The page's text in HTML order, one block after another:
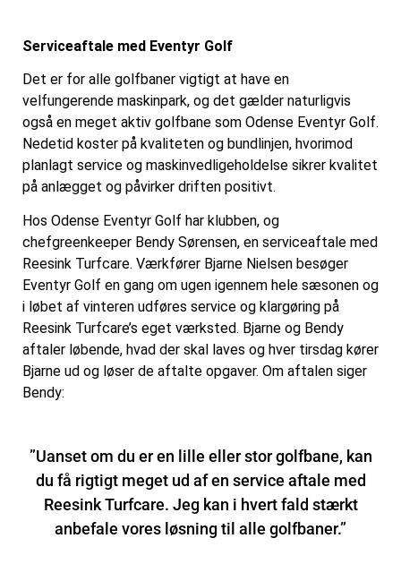
Serviceaftale med Eventyr Golf
Det er for alle golfbaner vigtigt at have en
velfungerende maskinpark, og det gælder naturligvis
også en meget aktiv golfbane som Odense Eventyr Golf.
Nedetid koster på kvaliteten og bundlinjen, hvorimod
planlagt service og maskinvedligeholdelse sikrer kvalitet
på anlægget og påvirker driften positivt.
Hos Odense Eventyr Golf har klubben, og
chefgreenkeeper Bendy Sørensen, en serviceaftale med
Reesink Turfcare. Værkfører Bjarne Nielsen besøger
Eventyr Golf en gang om ugen igennem hele sæsonen og
i løbet af vinteren udføres service og klargøring på
Reesink Turfcare’s eget værksted. Bjarne og Bendy
aftaler løbende, hvad der skal laves og hver tirsdag kører
Bjarne ud og løser de aftalte opgaver. Om aftalen siger
Bendy:
”Uanset om du er en lille eller stor golfbane, kan
du få rigtigt meget ud af en service aftale med
Reesink Turfcare. Jeg kan i hvert fald stærkt
anbefale vores løsning til alle golfbaner.”